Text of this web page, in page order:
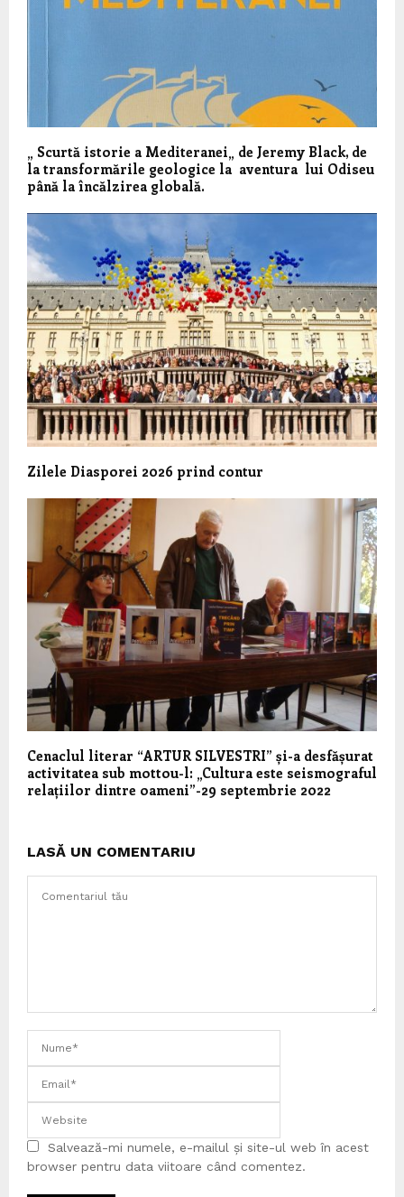
„ Scurtă istorie a Mediteranei„ de Jeremy Black, de
la transformările geologice la aventura lui Odiseu
până la încălzirea globală.
Zilele Diasporei 2026 prind contur
Cenaclul literar “ARTUR SILVESTRI” și-a desfășurat
activitatea sub mottou-l: „Cultura este seismograful
relațiilor dintre oameni”-29 septembrie 2022
LASĂ UN COMENTARIU
Salvează-mi numele, e-mailul și site-ul web în acest
browser pentru data viitoare când comentez.